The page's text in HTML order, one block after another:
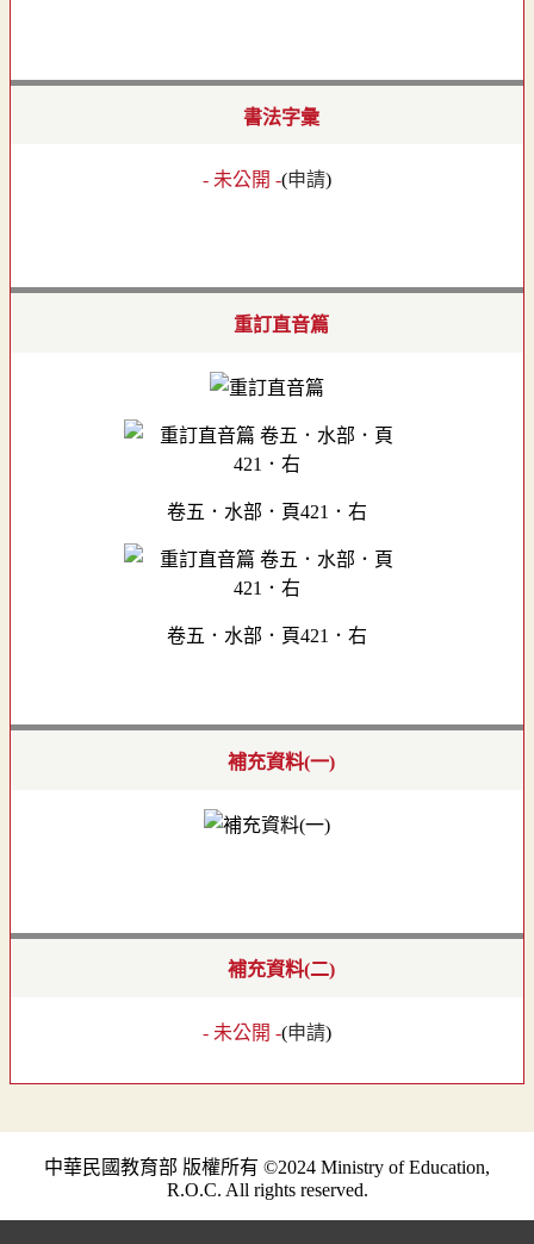
書法字彙
- 未公開 -(申請)
重訂直音篇
卷五．水部．頁421．右
卷五．水部．頁421．右
補充資料(一)
補充資料(二)
- 未公開 -(申請)
中華民國教育部 版權所有 ©2024 Ministry of Education,
R.O.C. All rights reserved.